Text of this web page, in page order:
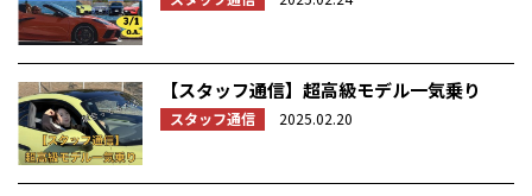
【スタッフ通信】超高級モデル一気乗り
スタッフ通信 2025.02.20